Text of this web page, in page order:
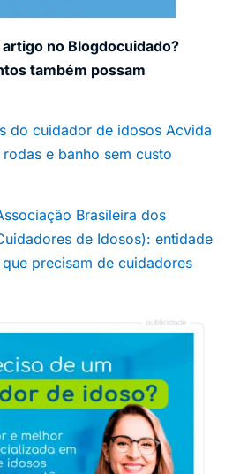
no Blogdocuidado?
também possam
do cuidador de idosos Acvida
e banho sem custo
Brasileira dos
de Idosos): entidade
precisam de cuidadores